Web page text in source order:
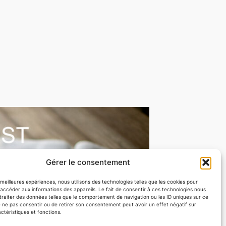
Gérer le consentement
expériences, nous utilisons des technologies telles que les cookies pour
aux informations des appareils. Le fait de consentir à ces technologies nous
des données telles que le comportement de navigation ou les ID uniques sur ce
ne pas consentir ou de retirer son consentement peut avoir un effet négatif sur
et fonctions.
Nous contacter